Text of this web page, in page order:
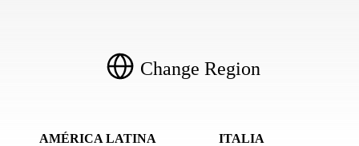
Change Region
AMÉRICA LATINA
ITALIA